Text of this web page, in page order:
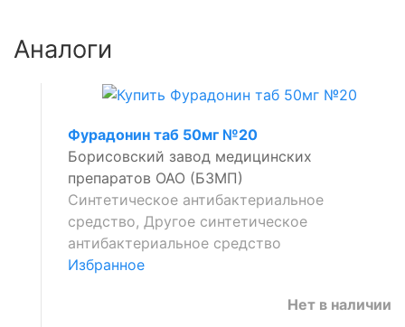
Аналоги
Фурадонин таб 50мг №20
Борисовский завод медицинских
препаратов ОАО (БЗМП)
Синтетическое антибактериальное
средство, Другое синтетическое
антибактериальное средство
Избранное
Нет в наличии